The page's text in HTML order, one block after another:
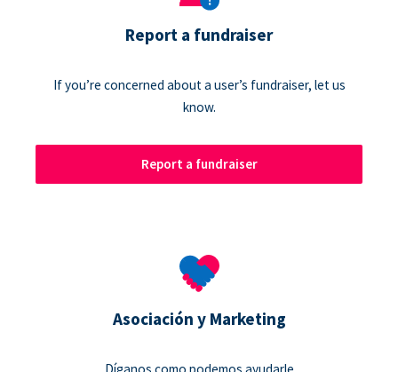
Report a fundraiser
If you’re concerned about a user’s fundraiser, let us
know.
Report a fundraiser
Asociación y Marketing
Díganos como podemos ayudarle